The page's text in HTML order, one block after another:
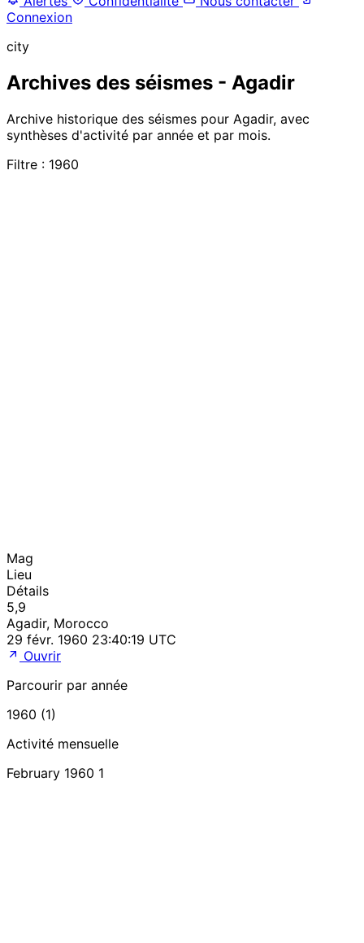
Connexion
city
Archives des séismes - Agadir
Archive historique des séismes pour Agadir, avec
synthèses d'activité par année et par mois.
Filtre : 1960
Mag
Lieu
Détails
5,9
Agadir, Morocco
29 févr. 1960 23:40:19 UTC
Ouvrir
Parcourir par année
1960 (1)
Activité mensuelle
February 1960 1